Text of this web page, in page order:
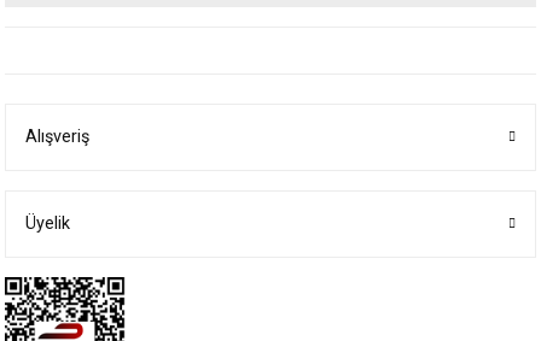
Ürün bilgilerinde hatalar bulunuyor.
Bu ürüne benzer farklı alternatifler olmalı.
Alışveriş
Üyelik